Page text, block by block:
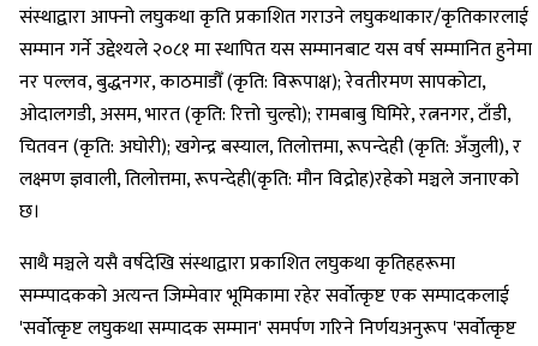
संस्थाद्वारा आफ्नो लघुकथा कृति प्रकाशित गराउने लघुकथाकार/कृतिकारलाई
सम्मान गर्ने उद्देश्यले २०८१ मा स्थापित यस सम्मानबाट यस वर्ष सम्मानित हुनेमा
नर पल्लव, बुद्धनगर, काठमाडौँ (कृति: विरूपाक्ष); रेवतीरमण सापकोटा,
ओदालगडी, असम, भारत (कृति: रित्तो चुल्हो); रामबाबु घिमिरे, रत्ननगर, टाँडी,
चितवन (कृति: अघोरी); खगेन्द्र बस्याल, तिलोत्तमा, रूपन्देही (कृति: अँजुली), र
लक्ष्मण ज्ञवाली, तिलोत्तमा, रूपन्देही(कृति: मौन विद्रोह)रहेको मञ्चले जनाएको
छ।
साथै मञ्चले यसै वर्षदेखि संस्थाद्वारा प्रकाशित लघुकथा कृतिहहरूमा
सम्म्पादकको अत्यन्त जिम्मेवार भूमिकामा रहेर सर्वोत्कृष्ट एक सम्पादकलाई
'सर्वोत्कृष्ट लघुकथा सम्पादक सम्मान' समर्पण गरिने निर्णयअनुरूप 'सर्वोत्कृष्ट